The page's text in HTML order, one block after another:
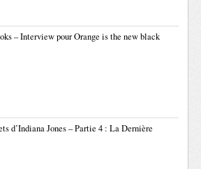
– Interview pour Orange is the new black
d’Indiana Jones – Partie 4 : La Dernière